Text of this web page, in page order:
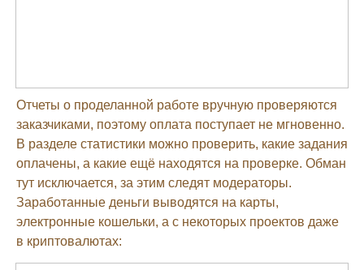
Отчеты о проделанной работе вручную проверяются
заказчиками, поэтому оплата поступает не мгновенно.
В разделе статистики можно проверить, какие задания
оплачены, а какие ещё находятся на проверке. Обман
тут исключается, за этим следят модераторы.
Заработанные деньги выводятся на карты,
электронные кошельки, а с некоторых проектов даже
в криптовалютах: